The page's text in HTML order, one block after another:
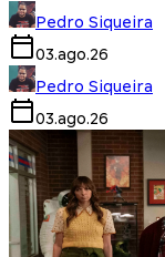
Pedro Siqueira
03.ago.26
Pedro Siqueira
03.ago.26